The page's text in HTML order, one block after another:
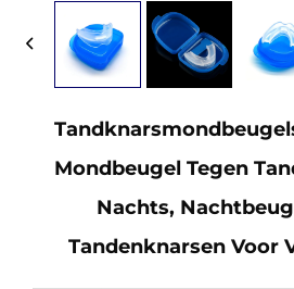
Mondbeugel Tegen
Nachts,
Tandenknarsen Voor